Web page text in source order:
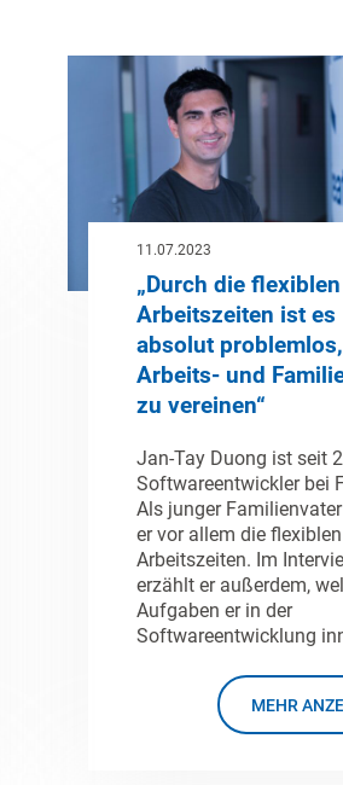
11.07.2023
„Durch die flexiblen
Arbeitszeiten ist es
absolut problemlos,
Arbeits- und
zu vereinen“
Jan-Tay Duong ist seit
Softwareentwickler bei
Als junger
er vor allem die flexiblen
Arbeitszeiten. Im
erzählt er außerdem,
Aufgaben er in der
Softwareentwicklung
MEHR